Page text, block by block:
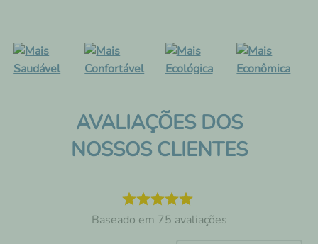
AVALIAÇÕES DOS
NOSSOS CLIENTES
75 avaliações